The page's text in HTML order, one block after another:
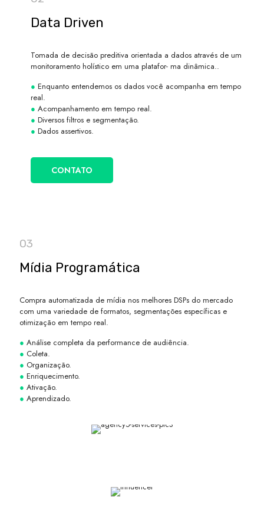
Data Driven
Tomada de decisão preditiva orientada a dados através de um
monitoramento holístico em uma platafor- ma dinâmica..
● Enquanto entendemos os dados você acompanha em tempo
real.
● Acompanhamento em tempo real.
● Diversos filtros e segmentação.
● Dados assertivos.
CONTATO
03
Mídia Programática
Compra automatizada de mídia nos melhores DSPs do mercado
com uma variedade de formatos, segmentações específicas e
otimização em tempo real.
● Análise completa da performance de audiência.
● Coleta.
● Organização.
● Enriquecimento.
● Ativação.
● Aprendizado.